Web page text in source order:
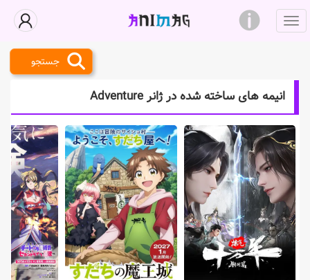
جستجو
انیمه های ساخته شده در ژانر Adventure